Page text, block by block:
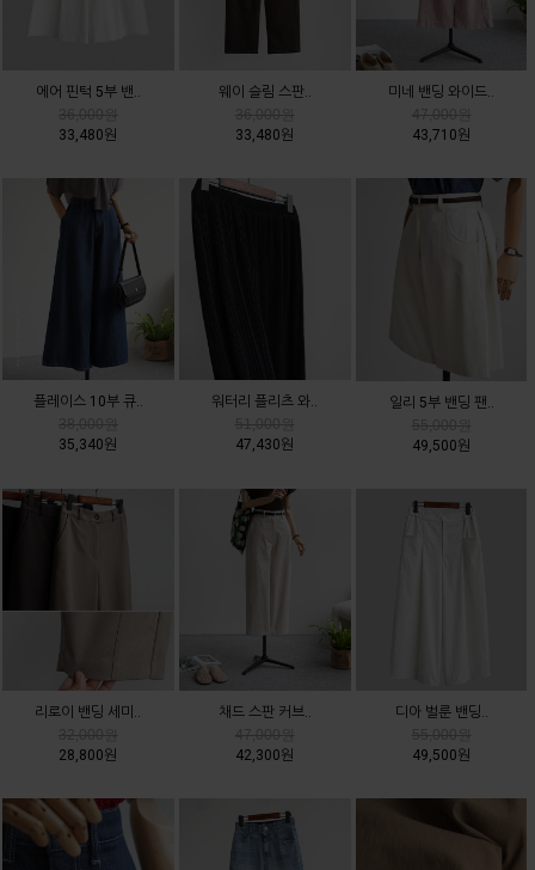
에어 핀턱 5부 밴..
33,480원
웨이 슬림 스판..
33,480원
미네 밴딩 와이드..
43,710원
플레이스 10부 큐..
35,340원
워터리 플리츠 와..
47,430원
일리 5부 밴딩 팬..
49,500원
리로이 밴딩 세미..
28,800원
채드 스판 커브..
42,300원
디아 벌룬 밴딩..
49,500원